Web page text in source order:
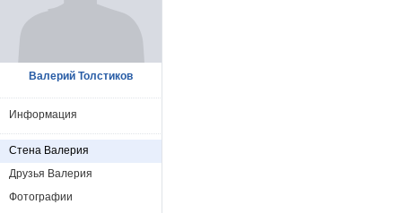
Валерий Толстиков
Информация
Стена Валерия
Друзья Валерия
Фотографии